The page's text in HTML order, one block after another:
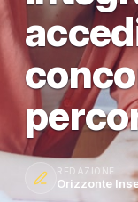
REDAZIONE
Orizzonte